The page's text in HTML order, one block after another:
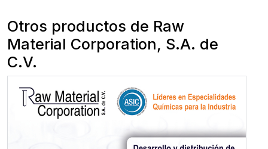
Otros productos de Raw
Material Corporation, S.A. de
C.V.